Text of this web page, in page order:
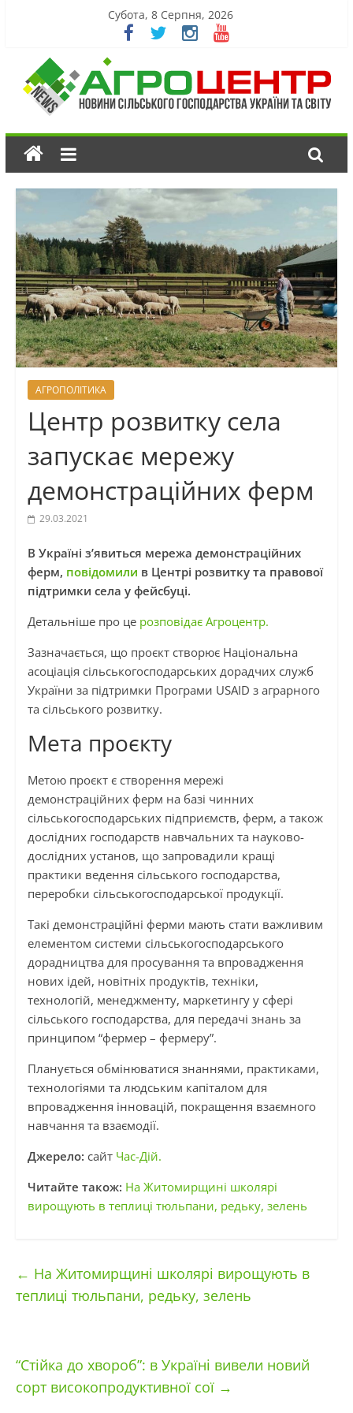
Субота, 8 Серпня, 2026
АГРОПОЛІТИКА
Центр розвитку села
запускає мережу
демонстраційних ферм
29.03.2021
В Україні з’явиться мережа демонстраційних
ферм, повідомили в Центрі розвитку та правової
підтримки села у фейсбуці.
Детальніше про це розповідає Агроцентр.
Зазначається, що проєкт створює Національна
асоціація сільськогосподарських дорадчих служб
України за підтримки Програми USAID з аграрного
та сільського розвитку.
Мета проєкту
Метою проєкт є створення мережі
демонстраційних ферм на базі чинних
сільськогосподарських підприємств, ферм, а також
дослідних господарств навчальних та науково-
дослідних установ, що запровадили кращі
практики ведення сільського господарства,
переробки сільськогосподарської продукції.
Такі демонстраційні ферми мають стати важливим
елементом системи сільськогосподарського
дорадництва для просування та впровадження
нових ідей, новітніх продуктів, техніки,
технологій, менеджменту, маркетингу у сфері
сільського господарства, для передачі знань за
принципом “фермер – фермеру”.
Планується обмінюватися знаннями, практиками,
технологіями та людським капіталом для
впровадження інновацій, покращення взаємного
навчання та взаємодії.
Джерело: сайт Час-Дій.
Читайте також: На Житомирщині школярі
вирощують в теплиці тюльпани, редьку, зелень
← На Житомирщині школярі вирощують в
теплиці тюльпани, редьку, зелень
“Стійка до хвороб”: в Україні вивели новий
сорт високопродуктивної сої →